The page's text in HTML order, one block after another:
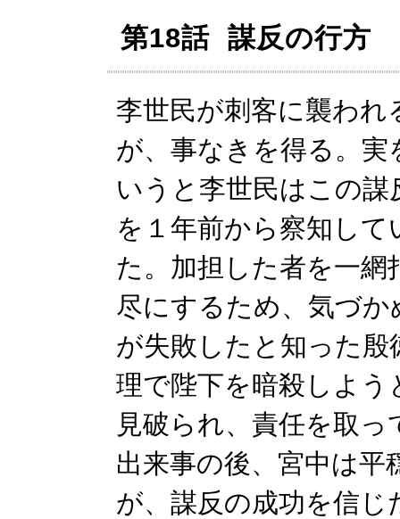
第18話 謀反の行方
李世民が刺客に襲われ
が、事なきを得る。実
いうと李世民はこの謀
を１年前から察知して
た。加担した者を一網
尽にするため、気づ
が失敗したと知った
理で陛下を暗殺しよ
見破られ、責任を取
出来事の後、宮中は
が、謀反の成功を信じ